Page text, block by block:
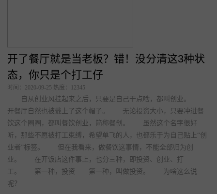
开了餐厅就是当老板？错！没分清这3种状
态，你只是个打工仔
时间：2020-09-25 热度：12345
自从创业风挂起来之后，只要是自己干点啥，都叫创业。
开餐厅自然也被戴上了这个帽子。 无论投资大小，只要冲进餐
饮这个圈圈，都叫餐饮创业，简称餐创。 虽然这个名字很好
听，那些不愿被打工束缚，希望单飞的人，也都乐于为自己贴上“创
业者”标签。 但在我看来，做餐饮这事情，不能全部归为创
业。 在开饭店这件事上，也分三种，即投资、创业、打
工。 第一种，投资 第一种，叫做投资。 为啥这么说
呢？